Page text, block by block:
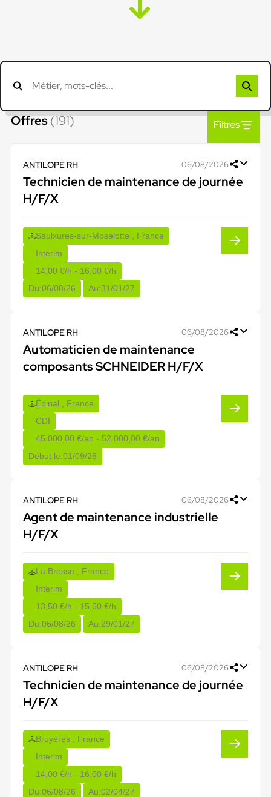
Offres(191) Filtres
ANTILOPE RH 06/08/2026
Technicien de maintenance de journée
H/F/X
Saulxures-sur-Moselotte , France
Interim
14,00 €/h - 16,00 €/h
Du:06/08/26 Au:31/01/27
ANTILOPE RH 06/08/2026
Automaticien de maintenance
composants SCHNEIDER H/F/X
Épinal , France
CDI
45.000,00 €/an - 52.000,00 €/an
Début le:01/09/26
ANTILOPE RH 06/08/2026
Agent de maintenance industrielle
H/F/X
La Bresse , France
Interim
13,50 €/h - 15,50 €/h
Du:06/08/26 Au:29/01/27
ANTILOPE RH 06/08/2026
Technicien de maintenance de journée
H/F/X
Bruyères , France
Interim
14,00 €/h - 16,00 €/h
Du:06/08/26 Au:02/04/27